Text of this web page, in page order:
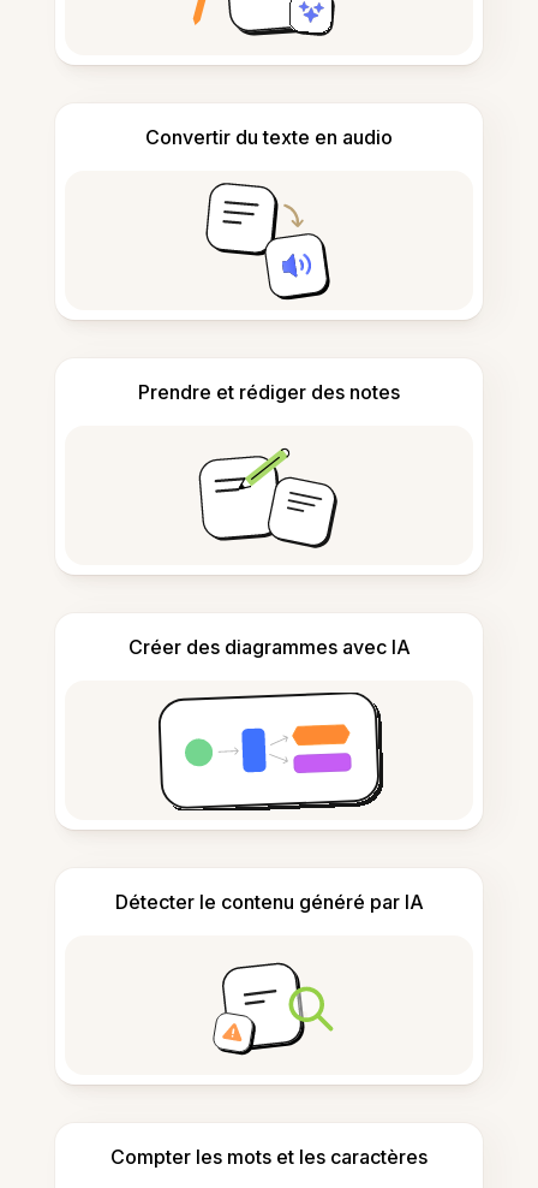
Convertir du texte en audio
Prendre et rédiger des notes
Créer des diagrammes avec IA
Détecter le contenu généré par IA
Compter les mots et les caractères